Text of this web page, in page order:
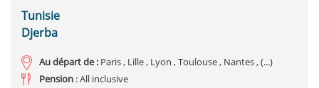
Tunisie
Djerba
Au départ de : Paris , Lille , Lyon , Toulouse , Nantes , (...)
Pension : All inclusive